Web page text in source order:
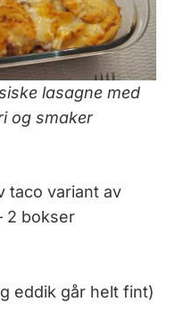
lasagne med
og smaker
taco variant av
2 bokser
eddik går helt fint)